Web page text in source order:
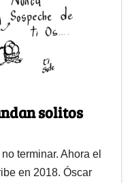
solitos
terminar. Ahora el
en 2018. Óscar